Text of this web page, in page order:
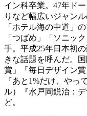
イン科卒業。47年ド
りなど幅広いジャン
「ホテル海の中道」
「つばめ」「ソニッ
手。平成25年日本初
きな話題を呼んだ。
賞」「毎日デザイン
『あと1%だけ、やっ
ル）『水戸岡鋭治：
ど。